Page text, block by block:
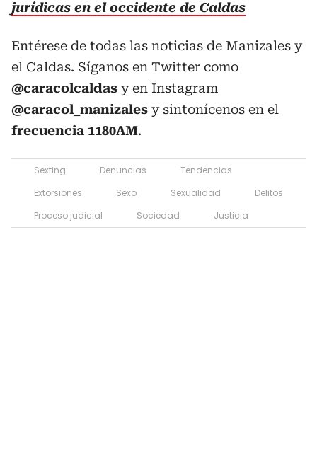
jurídicas en el occidente de Caldas
Entérese de todas las noticias de Manizales y
el Caldas. Síganos en Twitter como
@caracolcaldas y en Instagram
@caracol_manizales y sintonícenos en el
frecuencia 1180AM.
Sexting Denuncias
Tendencias
Extorsiones
Sexo Sexualidad
Delitos
Proceso judicial
Sociedad Justicia